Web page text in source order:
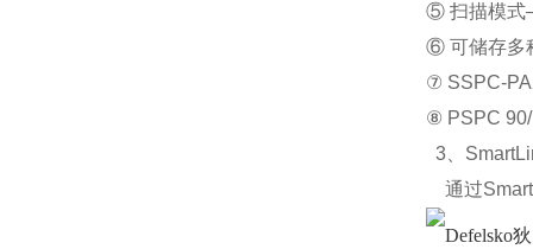
⑤ 扫描模式
⑥ 可储存多
⑦ SSPC-
⑧ PSPC 90/
3、
通过